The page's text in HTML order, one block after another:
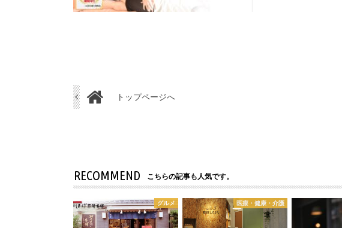
トップページへ
RECOMMEND こちらの記事も人気です。
グルメ 医療・健康・介護